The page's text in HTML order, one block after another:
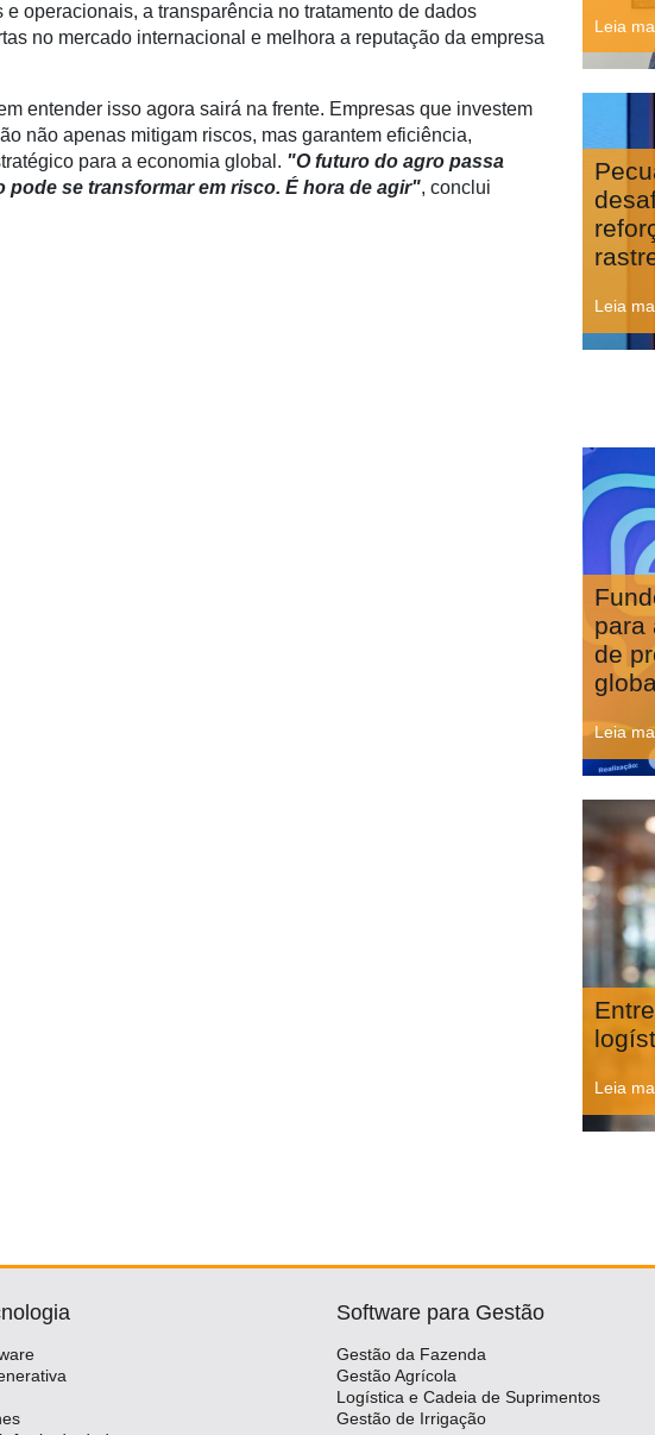
operacionais, a transparência no tratamento de dados
no mercado internacional e melhora a reputação da empresa
entender isso agora sairá na frente. Empresas que investem
não apenas mitigam riscos, mas garantem eficiência,
para a economia global. "O futuro do agro passa
se transformar em risco. É hora de agir", conclui
Leia
Leia
para
de
Leia
Leia
Software para Gestão
Gestão da Fazenda
Gestão Agrícola
Logística e Cadeia de Suprimentos
Gestão de Irrigação